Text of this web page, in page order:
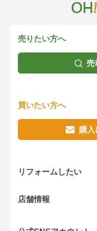
売りたい方へ
売
買いたい方へ
購入
リフォームしたい
店舗情報